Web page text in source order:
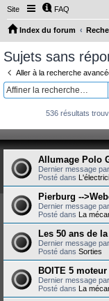
Site FAQ
Index du forum
Sujets sans
Aller à la recherche
536 résultats
Allumage Polo
Dernier message par
Posté dans
Pierburg --
Dernier message par
Posté dans La
Les 50 ans de
Dernier message par
Posté dans Sorties
BOITE 5 moteur
Dernier message par
Posté dans La